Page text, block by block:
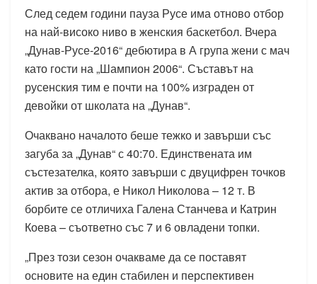
След седем години пауза Русе има отново отбор
на най-високо ниво в женския баскетбол. Вчера
„Дунав-Русе-2016“ дебютира в А група жени с мач
като гости на „Шампион 2006“. Съставът на
русенския тим е почти на 100% изграден от
девойки от школата на „Дунав“.
Очаквано началото беше тежко и завърши със
загуба за „Дунав“ с 40:70. Единствената им
състезателка, която завърши с двуцифрен точков
актив за отбора, е Никол Николова – 12 т. В
борбите се отличиха Галена Станчева и Катрин
Коева – съответно със 7 и 6 овладени топки.
„През този сезон очакваме да се поставят
основите на един стабилен и перспективен